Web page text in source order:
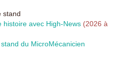
stand
histoire avec High-News (2026 à
du MicroMécanicien